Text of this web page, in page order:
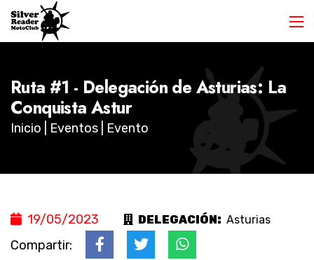
Ruta #1 - Delegación de Asturias: La
Conquista Astur
Inicio Eventos | Evento
19/05/2023 DELEGACIÓN: Asturias
Compartir: